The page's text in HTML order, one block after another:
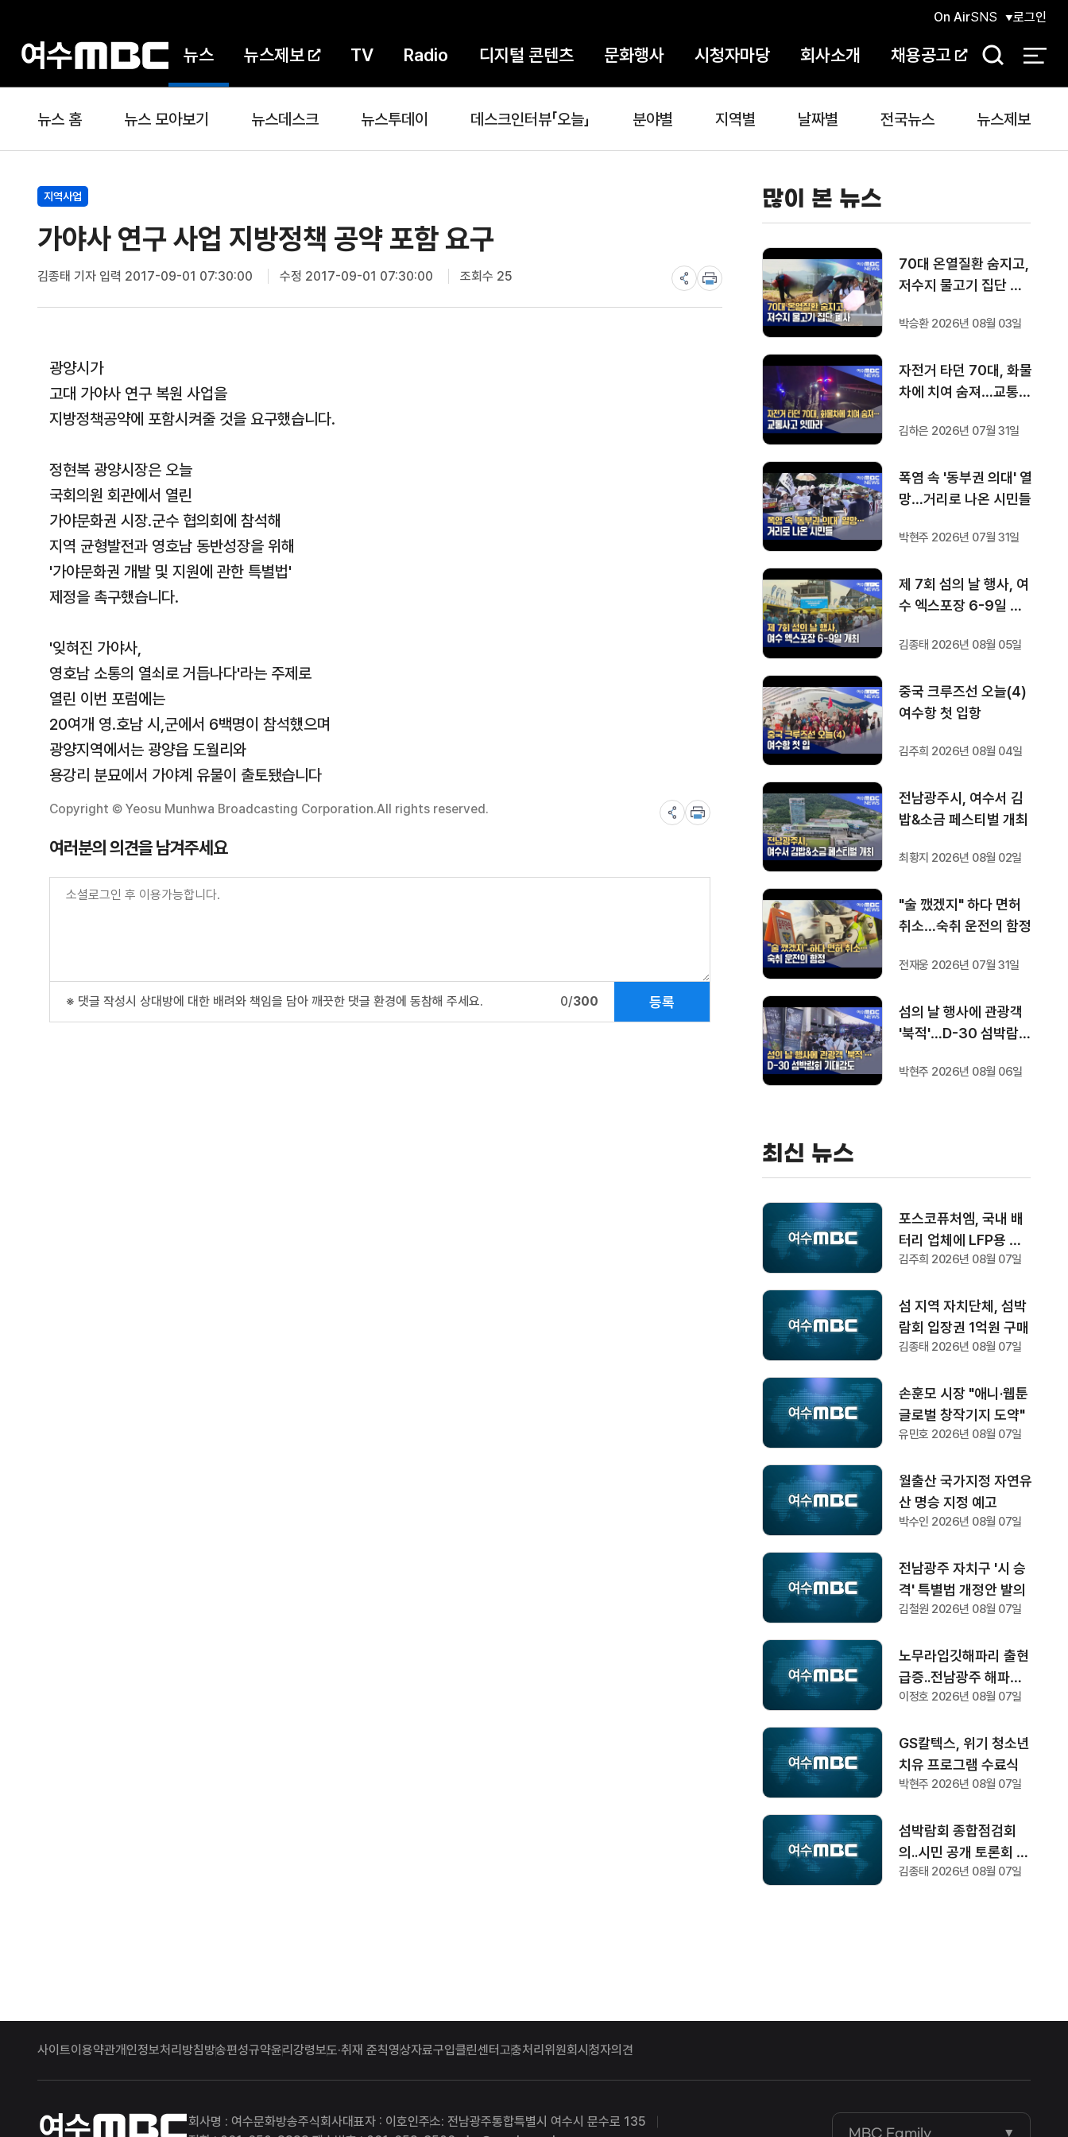
뉴스 뉴스제보 TV Radio 디지털 콘텐츠 문화행사 시청자마당 회사소개 채용공고
On AirSNS 로그인
검
뉴스 홈 뉴스 모아보기 뉴스데스크 뉴스투데이 데스크인터뷰「오늘」 분야별 지역별 날짜별 전국뉴스 뉴스제보
지역사업
가야사 연구 사업 지방정책 공약 포함 요구
김종태 기자입력 2017-09-01 07:30:00 수정 2017-09-01 07:30:00 조회수 25
광양시가
고대 가야사 연구 복원 사업을
지방정책공약에 포함시켜줄 것을 요구했습니다.
정현복 광양시장은 오늘
국회의원 회관에서 열린
가야문화권 시장.군수 협의회에 참석해
지역 균형발전과 영호남 동반성장을 위해
'가야문화권 개발 및 지원에 관한 특별법'
제정을 촉구했습니다.
'잊혀진 가야사,
영호남 소통의 열쇠로 거듭나다'라는 주제로
열린 이번 포럼에는
20여개 영.호남 시,군에서 6백명이 참석했으며
광양지역에서는 광양읍 도월리와
용강리 분묘에서 가야계 유물이 출토됐습니다
Copyright © Yeosu Munhwa Broadcasting Corporation.All rights reserved.
여러분의 의견을 남겨주세요
※ 댓글 작성시 상대방에 대한 배려와 책임을 담아 깨끗한 댓글 환경에 동참해 주세요. 0/300 등록
많이 본 뉴스
70대 온열질환 숨지고,
저수지 물고기 집단 폐
박승환 2026년 08월 03일
자전거 타던 70대, 화물
차에 치여 숨져…교통사
김하은 2026년 07월 31일
폭염 속 '동부권 의대' 열
망…거리로 나온 시민들
박현주 2026년 07월 31일
제 7회 섬의 날 행사, 여
수 엑스포장 6-9일 개
김종태 2026년 08월 05일
중국 크루즈선 오늘(4)
여수항 첫 입항
김주희 2026년 08월 04일
전남광주시, 여수서 김
밥&소금 페스티벌 개최
최황지 2026년 08월 02일
"술 깼겠지" 하다 면허
취소…숙취 운전의 함정
전재웅 2026년 07월 31일
섬의 날 행사에 관광객
'북적'…D-30 섬박람회
박현주 2026년 08월 06일
최신 뉴스
포스코퓨처엠, 국내 배
터리 업체에 LFP용 양
극재 장기 공급
김주희 2026년 08월 07일
섬 지역 자치단체, 섬박
람회 입장권 1억원 구매
김종태 2026년 08월 07일
손훈모 시장 "애니·웹툰
글로벌 창작기지 도약"
유민호 2026년 08월 07일
월출산 국가지정 자연유
산 명승 지정 예고
박수인 2026년 08월 07일
전남광주 자치구 '시 승
격' 특별법 개정안 발의
김철원 2026년 08월 07일
노무라입깃해파리 출현
급증..전남광주 해파리
주의보 지속
이정호 2026년 08월 07일
GS칼텍스, 위기 청소년
치유 프로그램 수료식
박현주 2026년 08월 07일
섬박람회 종합점검회
의..시민 공개 토론회 형
식 개최
김종태 2026년 08월 07일
사이트이용약관개인정보처리방침방송편성규약윤리강령보도·취재 준칙영상자료구입클린센터고충처리위원회시청자의견
여수MBC 회사명 : 여수문화방송주식회사대표자 : 이호인주소: 전남광주통합특별시 여수시 문수로 135
MBC Family